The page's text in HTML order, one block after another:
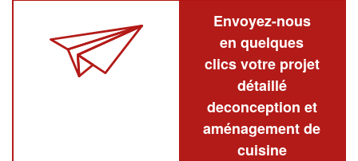
Envoyez-nous
en quelques
clics votre projet
détaillé
deconception et
aménagement de
cuisine